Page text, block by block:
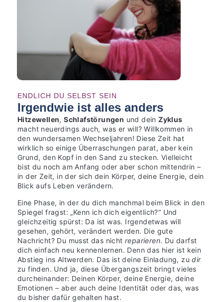
ENDLICH DU SELBST SEIN
Irgendwie ist alles anders
Hitzewellen,Schlafstörungen und deinZyklus
macht neuerdings auch, was er will? Willkommen in
den wundersamen Wechseljahren! Diese Zeit hat
wirklich so einige Überraschungen parat, aber kein
Grund, den Kopf in den Sand zu stecken. Vielleicht
bist du noch am Anfang oder aber schon mittendrin –
in der Zeit, in der sich dein Körper, deine Energie, dein
Blick aufs Leben verändern.
Eine Phase, in der du dich manchmal beim Blick in den
Spiegel fragst: „Kenn ich dich eigentlich?“ Und
gleichzeitig spürst: Da ist was. Irgendetwas will
gesehen, gehört, verändert werden. Die gute
Nachricht? Du musst das nicht reparieren. Du darfst
dich einfach neu kennenlernen. Denn das hier ist kein
Abstieg ins Altwerden. Das ist deine Einladung, zudir
zu finden. Und ja, diese Übergangszeit bringt vieles
durcheinander: Deinen Körper, deine Energie, deine
Emotionen – aber auch deine Identität oder das, was
du bisher dafür gehalten hast.